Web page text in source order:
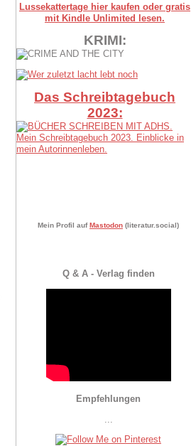
Lussekattertage hier kaufen oder gratis
mit Kindle Unlimited lesen.
KRIMI:
Das Schreibtagebuch
2023:
Mein Profil auf Mastodon (literatur.social)
Q & A - Verlag finden
Empfehlungen